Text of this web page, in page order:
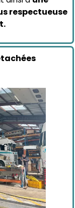
respectueuse